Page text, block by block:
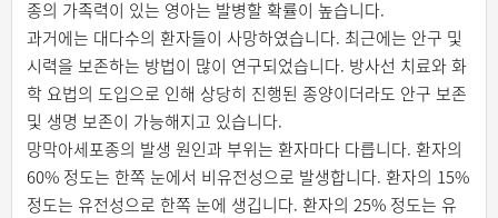
종의 가족력이 있는 영아는 발병할 확률이 높습니다.
과거에는 대다수의 환자들이 사망하였습니다. 최근에는 안구 및
시력을 보존하는 방법이 많이 연구되었습니다. 방사선 치료와 화
학 요법의 도입으로 인해 상당히 진행된 종양이더라도 안구 보존
및 생명 보존이 가능해지고 있습니다.
망막아세포종의 발생 원인과 부위는 환자마다 다릅니다. 환자의
60% 정도는 한쪽 눈에서 비유전성으로 발생합니다. 환자의 15%
정도는 유전성으로 한쪽 눈에 생깁니다. 환자의 25% 정도는 유